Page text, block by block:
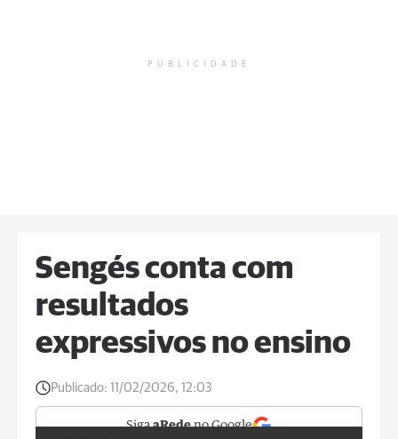
PUBLICIDADE
Sengés conta com
resultados
expressivos no ensino
Publicado: 11/02/2026, 12:03
SigaaRedeno Google